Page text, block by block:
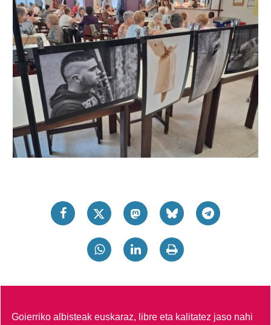
Goierriko albisteak euskaraz, libre eta kalitatez jaso nahi